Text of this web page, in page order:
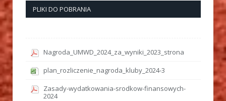
PLIKI DO POBRANIA
Nagroda_UMWD_2024_za_wyniki_2023_strona
plan_rozliczenie_nagroda_kluby_2024-3
Zasady-wydatkowania-srodkow-finansowych-
2024